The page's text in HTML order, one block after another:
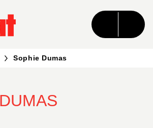
CONTENU
Sophie Dumas